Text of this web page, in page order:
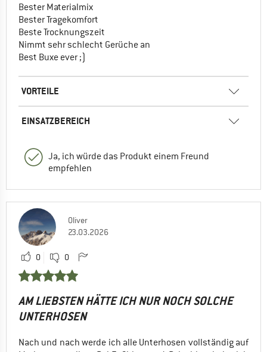
Bester Materialmix
Bester Tragekomfort
Beste Trocknungszeit
Nimmt sehr schlecht Gerüche an
Best Buxe ever ;)
VORTEILE
EINSATZBEREICH
Ja, ich würde das Produkt einem Freund
empfehlen
Oliver
23.03.2026
0 0
AM LIEBSTEN HÄTTE ICH NUR NOCH SOLCHE
UNTERHOSEN
Nach und nach werde ich alle Unterhosen vollständig auf